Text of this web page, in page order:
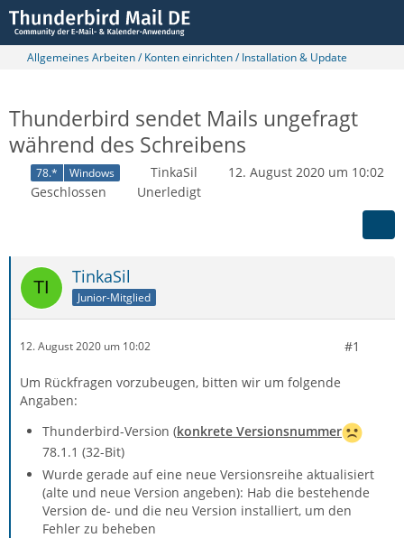
Allgemeines Arbeiten / Konten einrichten / Installation & Update
Thunderbird sendet Mails ungefragt
während des Schreibens
78.* Windows TinkaSil
12. August 2020 um 10:02
Geschlossen
Unerledigt
TinkaSil
Junior-Mitglied
12. August 2020 um 10:02 #1
Um Rückfragen vorzubeugen, bitten wir um folgende
Angaben:
Thunderbird-Version (konkrete Versionsnummer
78.1.1 (32-Bit)
Wurde gerade auf eine neue Versionsreihe aktualisiert
(alte und neue Version angeben): Hab die bestehende
Version de- und die neu Version installiert, um den
Fehler zu beheben